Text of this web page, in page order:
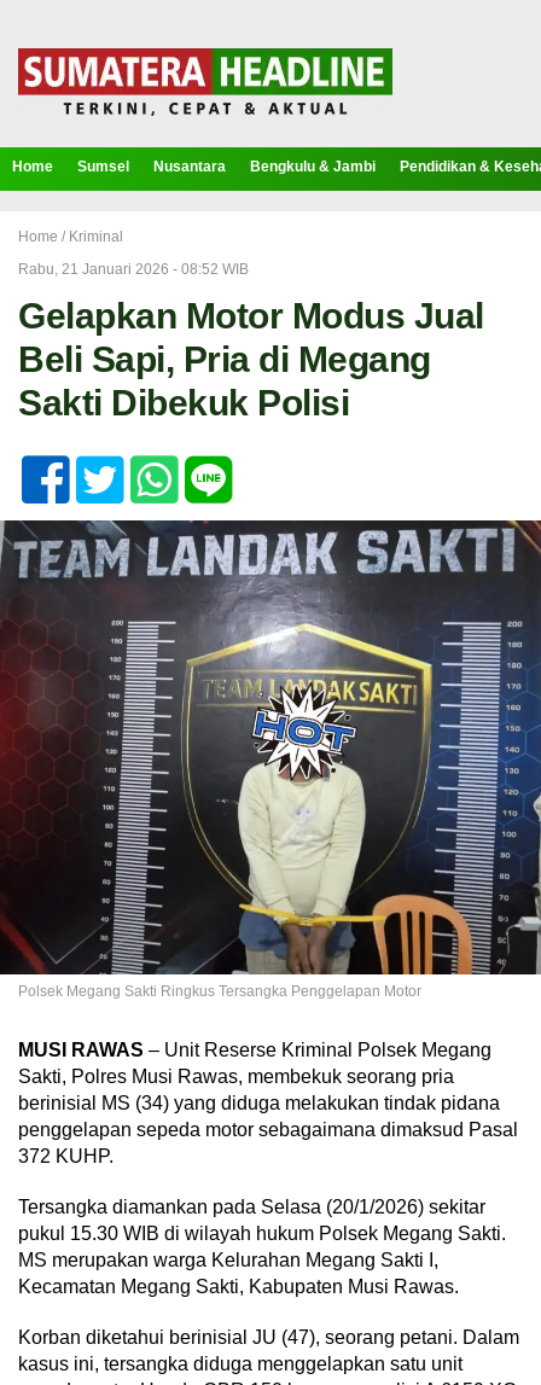
Home Sumsel Nusantara Bengkulu & Jambi Pendidikan &
Home / Kriminal
Rabu, 21 Januari 2026 - 08:52 WIB
Gelapkan Motor Modus Jual
Beli Sapi, Pria di Megang
Sakti Dibekuk Polisi
Polsek Megang Sakti Ringkus Tersangka Penggelapan Motor
MUSI RAWAS – Unit Reserse Kriminal Polsek Megang
Sakti, Polres Musi Rawas, membekuk seorang pria
berinisial MS (34) yang diduga melakukan tindak pidana
penggelapan sepeda motor sebagaimana dimaksud Pasal
372 KUHP.
Tersangka diamankan pada Selasa (20/1/2026) sekitar
pukul 15.30 WIB di wilayah hukum Polsek Megang Sakti.
MS merupakan warga Kelurahan Megang Sakti I,
Kecamatan Megang Sakti, Kabupaten Musi Rawas.
Korban diketahui berinisial JU (47), seorang petani. Dalam
kasus ini, tersangka diduga menggelapkan satu unit